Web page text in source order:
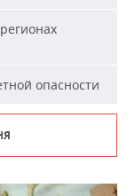
опасности